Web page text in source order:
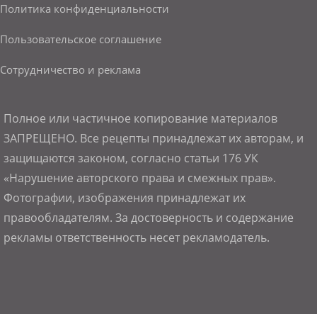
Политика конфиденциальности
Пользовательское соглашение
Сотрудничество и реклама
Полное или частичное копирование материалов
ЗАПРЕЩЕНО. Все рецепты принадлежат их авторам, и
защищаются законом, согласно статьи 176 УК
«Нарушение авторского права и смежных прав».
Фотографии, изображения принадлежат их
правообладателям. За достоверность и содержание
рекламы ответственность несет рекламодатель.